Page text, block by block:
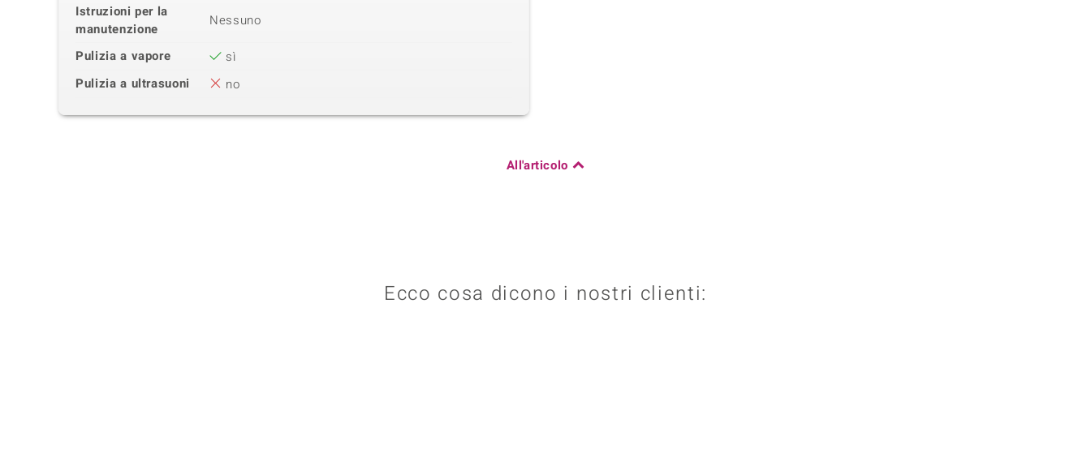
Istruzioni per la
manutenzione
Nessuno
Pulizia a vapore
sì
Pulizia a ultrasuoni
no
All'articolo
Ecco cosa dicono i nostri clienti: